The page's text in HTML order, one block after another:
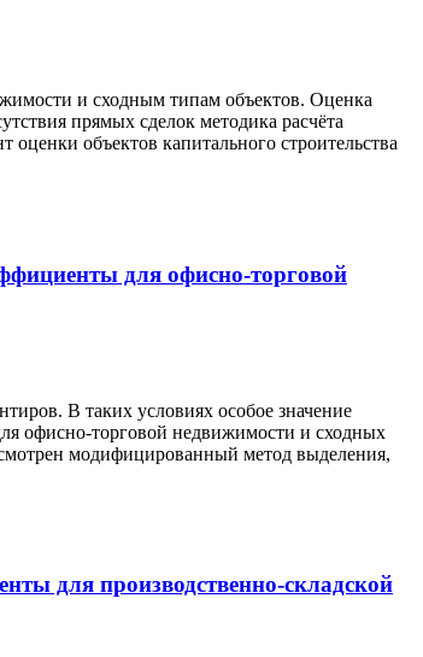
и сходным типам объектов. Оценка
прямых сделок методика расчёта
объектов капитального строительства
для офисно-торговой
В таких условиях особое значение
офисно-торговой недвижимости и сходных
модифицированный метод выделения,
для производственно-складской